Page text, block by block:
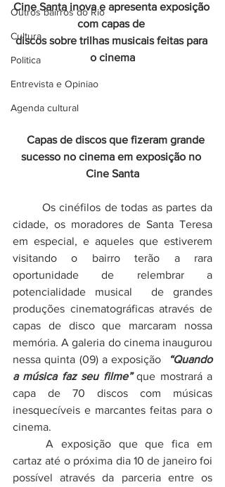
Outros bairros do Rio
Cultura
Politica
Entrevista e Opiniao
Agenda cultural
Cine Santa inova e apresenta exposição
com capas de
discos sobre trilhas musicais feitas para
o cinema
  Capas de discos que fizeram grande
sucesso no cinema em exposição no
Cine Santa
cidade, os moradores de Santa Teresa
em especial, e aqueles que estiverem
visitando o bairro terão a rara
oportunidade de relembrar a
potencialidade musical  de grandes
produções cinematográficas através de
capas de disco que marcaram nossa
memória. A galeria do cinema inaugurou
nessa quinta (09) a exposição
“Quando
a música faz seu filme” que mostrará a
capa de 70 discos com músicas
inesquecíveis e marcantes feitas para o
cinema.
cartaz até o próxima dia 10 de janeiro foi
possível através da parceria entre os